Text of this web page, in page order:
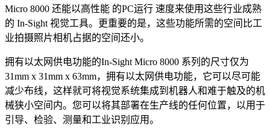
Micro 8000 还能以高性能 的PC运行 速度来使用这些行业成熟
的 In-Sight 视觉工具。更重要的是，这些功能所需的空间比工
业拍摄照片相机占据的空间还小。
拥有以太网供电功能的In-Sight Micro 8000 系列的尺寸仅为
31mm x 31mm x 63mm，拥有以太网供电功能，它可以尽可能
减少布线，这样就可将视觉系统集成到机器人和难于触及的机
械狭小空间内。您可以将其部署在生产线的任何位置，以用于
引导、检验、测量和工业识别应用。